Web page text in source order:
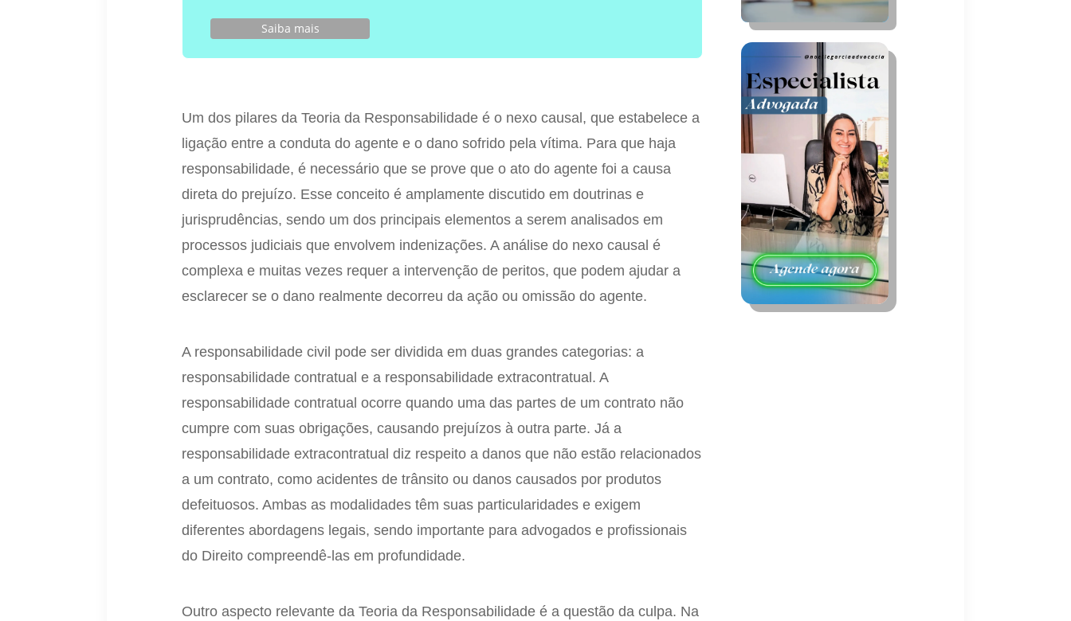
Saiba mais
Um dos pilares da Teoria da Responsabilidade é o nexo causal, que estabelece a
ligação entre a conduta do agente e o dano sofrido pela vítima. Para que haja
responsabilidade, é necessário que se prove que o ato do agente foi a causa
direta do prejuízo. Esse conceito é amplamente discutido em doutrinas e
jurisprudências, sendo um dos principais elementos a serem analisados em
processos judiciais que envolvem indenizações. A análise do nexo causal é
complexa e muitas vezes requer a intervenção de peritos, que podem ajudar a
esclarecer se o dano realmente decorreu da ação ou omissão do agente.
A responsabilidade civil pode ser dividida em duas grandes categorias: a
responsabilidade contratual e a responsabilidade extracontratual. A
responsabilidade contratual ocorre quando uma das partes de um contrato não
cumpre com suas obrigações, causando prejuízos à outra parte. Já a
responsabilidade extracontratual diz respeito a danos que não estão relacionados
a um contrato, como acidentes de trânsito ou danos causados por produtos
defeituosos. Ambas as modalidades têm suas particularidades e exigem
diferentes abordagens legais, sendo importante para advogados e profissionais
do Direito compreendê-las em profundidade.
Outro aspecto relevante da Teoria da Responsabilidade é a questão da culpa. Na